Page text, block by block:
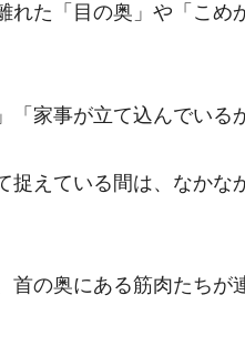
れた「目の奥」や「こめ
「家事が立て込んでいる
捉えている間は、なかな
首の奥にある筋肉たちが